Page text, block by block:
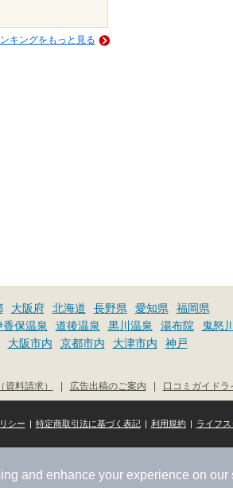
and enhance your experience on our
キングをもっと見る
大阪府 北海道 長野県 愛知県 福岡県
香保温泉 道後温泉 黒川温泉 湯布院 鬼怒
大阪市内 京都市内 大津市内 神戸
口コミガイドラ
|
広告出稿のご案内
|
資料請求）
ライフ
|
利用規約
|
特定商取引法に基づく表記
|
シー